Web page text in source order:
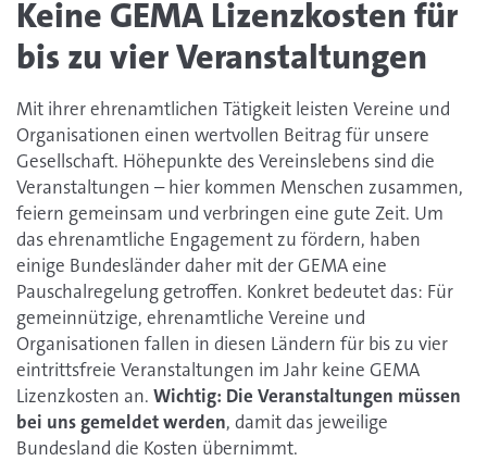
Keine GEMA Lizenzkosten für
bis zu vier Veranstaltungen
Mit ihrer ehrenamtlichen Tätigkeit leisten Vereine und
Organisationen einen wertvollen Beitrag für unsere
Gesellschaft. Höhepunkte des Vereinslebens sind die
Veranstaltungen – hier kommen Menschen zusammen,
feiern gemeinsam und verbringen eine gute Zeit. Um
das ehrenamtliche Engagement zu fördern, haben
einige Bundesländer daher mit der GEMA eine
Pauschalregelung getroffen. Konkret bedeutet das: Für
gemeinnützige, ehrenamtliche Vereine und
Organisationen fallen in diesen Ländern für bis zu vier
eintrittsfreie Veranstaltungen im Jahr keine GEMA
Lizenzkosten an. Wichtig: Die Veranstaltungen müssen
bei uns gemeldet werden, damit das jeweilige
Bundesland die Kosten übernimmt.